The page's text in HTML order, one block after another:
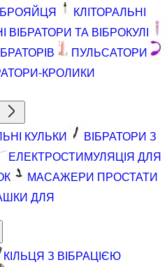
КЛІТОРАЛЬНІ
ВІБРАТОРИ ТА ВІБРОКУЛІ
ПУЛЬСАТОРИ
КРОЛИКИ
КУЛЬКИ
ВІБРАТОРИ З
ЕЛЕКТРОСТИМУЛЯЦІЯ ДЛЯ
МАСАЖЕРИ ПРОСТАТИ
ДЛЯ
КІЛЬЦЯ З ВІБРАЦІЄЮ